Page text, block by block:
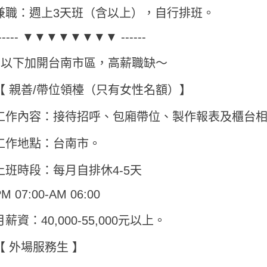
職：週上3天班（含以上），自行排班。
▼▼▼▼▼▼▼▼ ------
下加開台南市區，高薪職缺～
親善/帶位領檯（只有女性名額）】
作內容：接待招呼、包廂帶位、製作報表及櫃台
作地點：台南市。
班時段：每月自排休4-5天
07:00-AM 06:00
薪資：40,000-55,000元以上。
外場服務生 】